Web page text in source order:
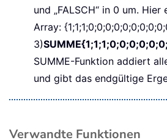
und „FALSCH“ in 0 um.
Array:
3)
SUMME-Funktion addiert
und gibt das endgültige
Verwandte Funktionen